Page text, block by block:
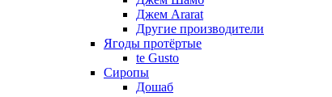
Джем Ararat
Другие производители
Ягоды протёртые
te Gusto
Сиропы
Дошаб